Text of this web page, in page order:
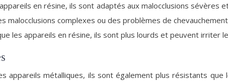
en résine, ils sont adaptés aux malocclusions
malocclusions complexes ou des problèmes de
les appareils en résine, ils sont plus lourds et peuvent irriter
appareils métalliques, ils sont également plus résistants